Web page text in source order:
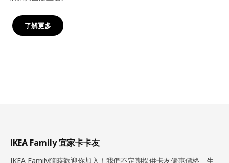
了解更多
IKEA Family 宜家卡卡友
IKEA Family隨時歡迎你加入！我們不定期提供卡友優惠價格、生